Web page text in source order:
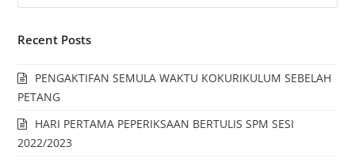
Recent Posts
PENGAKTIFAN SEMULA WAKTU KOKURIKULUM SEBELAH
PETANG
HARI PERTAMA PEPERIKSAAN BERTULIS SPM SESI
2022/2023